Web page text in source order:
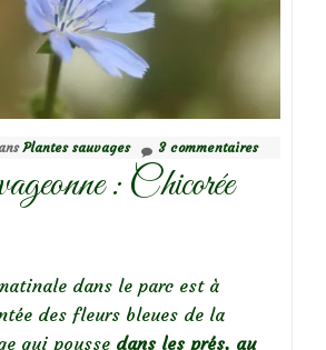
Plantes sauvages 3 commentaires
: Chicorée
dans le parc est à
des fleurs bleues de la
qui pousse dans les prés, au